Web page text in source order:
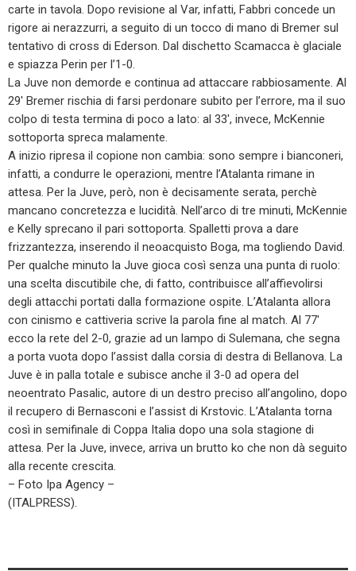
carte in tavola. Dopo revisione al Var, infatti, Fabbri concede un
rigore ai nerazzurri, a seguito di un tocco di mano di Bremer sul
tentativo di cross di Ederson. Dal dischetto Scamacca è glaciale
e spiazza Perin per l’1-0.
La Juve non demorde e continua ad attaccare rabbiosamente. Al
29′ Bremer rischia di farsi perdonare subito per l’errore, ma il suo
colpo di testa termina di poco a lato: al 33′, invece, McKennie
sottoporta spreca malamente.
A inizio ripresa il copione non cambia: sono sempre i bianconeri,
infatti, a condurre le operazioni, mentre l’Atalanta rimane in
attesa. Per la Juve, però, non è decisamente serata, perchè
mancano concretezza e lucidità. Nell’arco di tre minuti, McKennie
e Kelly sprecano il pari sottoporta. Spalletti prova a dare
frizzantezza, inserendo il neoacquisto Boga, ma togliendo David.
Per qualche minuto la Juve gioca così senza una punta di ruolo:
una scelta discutibile che, di fatto, contribuisce all’affievolirsi
degli attacchi portati dalla formazione ospite. L’Atalanta allora
con cinismo e cattiveria scrive la parola fine al match. Al 77′
ecco la rete del 2-0, grazie ad un lampo di Sulemana, che segna
a porta vuota dopo l’assist dalla corsia di destra di Bellanova. La
Juve è in palla totale e subisce anche il 3-0 ad opera del
neoentrato Pasalic, autore di un destro preciso all’angolino, dopo
il recupero di Bernasconi e l’assist di Krstovic. L’Atalanta torna
così in semifinale di Coppa Italia dopo una sola stagione di
attesa. Per la Juve, invece, arriva un brutto ko che non dà seguito
alla recente crescita.
– Foto Ipa Agency –
(ITALPRESS).